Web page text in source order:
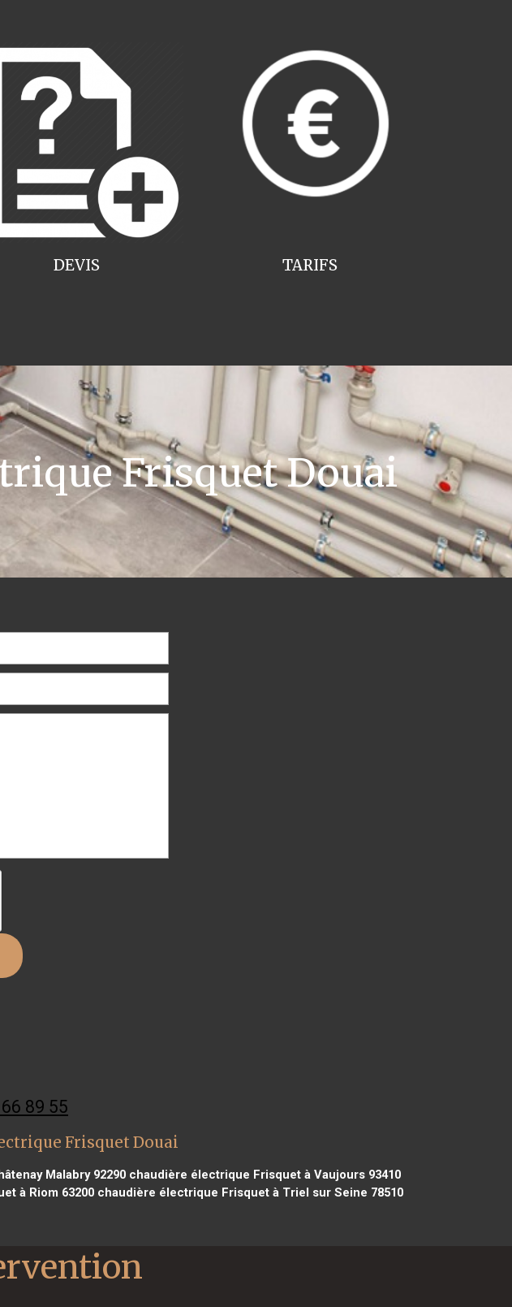
TARIFS
DEVIS
Frisquet Douai
89 55
Frisquet Douai
Malabry 92290chaudière électrique Frisquet à Vaujours 93410
à Riom 63200 chaudière électrique Frisquet à Triel sur Seine 78510